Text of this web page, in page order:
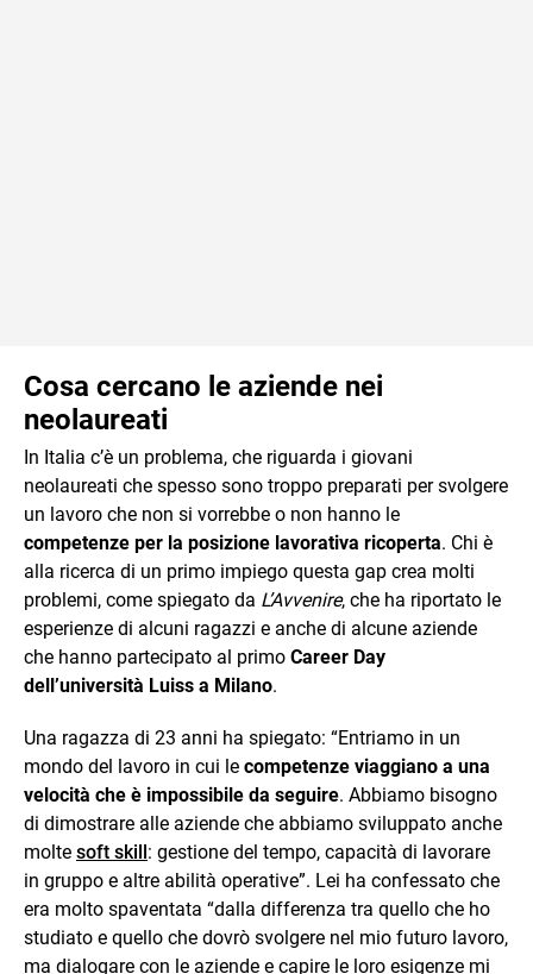
Cosa cercano le aziende nei
neolaureati
In Italia c’è un problema, che riguarda i giovani
neolaureati che spesso sono troppo preparati per svolgere
un lavoro che non si vorrebbe o non hanno le
competenze per la posizione lavorativa ricoperta. Chi è
alla ricerca di un primo impiego questa gap crea molti
problemi, come spiegato da L’Avvenire, che ha riportato le
esperienze di alcuni ragazzi e anche di alcune aziende
che hanno partecipato al primo Career Day
dell’università Luiss a Milano.
Una ragazza di 23 anni ha spiegato: “Entriamo in un
mondo del lavoro in cui le competenze viaggiano a una
velocità che è impossibile da seguire. Abbiamo bisogno
di dimostrare alle aziende che abbiamo sviluppato anche
molte soft skill: gestione del tempo, capacità di lavorare
in gruppo e altre abilità operative”. Lei ha confessato che
era molto spaventata “dalla differenza tra quello che ho
studiato e quello che dovrò svolgere nel mio futuro lavoro,
ma dialogare con le aziende e capire le loro esigenze mi